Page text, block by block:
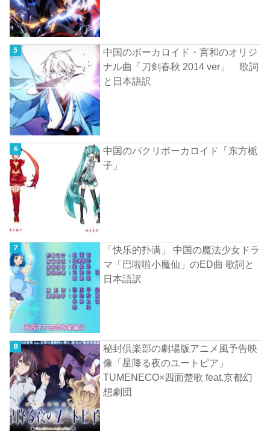
中国のボーカロイド・言和のオリジ
ナル曲「刀剣春秋 2014 ver」 歌詞
と日本語訳
中国のパクリボーカロイド「东方栀
子」
「快乐的扑满」 中国の魔法少女ドラ
マ「巴啦啦小魔仙」のED曲 歌詞と
日本語訳
秘封倶楽部の劇場版アニメ風予告映
像「星降る夜のユートピア」
TUMENECO×四面楚歌 feat.京都幻
想劇団